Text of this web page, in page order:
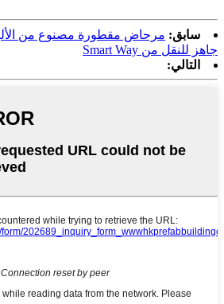
سابق: مرحاض مقطورة مصنوع من
جاهز للنقل من Smart Way
التالي: